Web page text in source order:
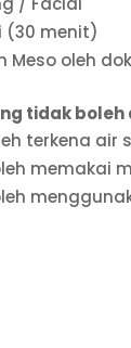
(30 menit)
Meso oleh
tidak
terkena air
memakai